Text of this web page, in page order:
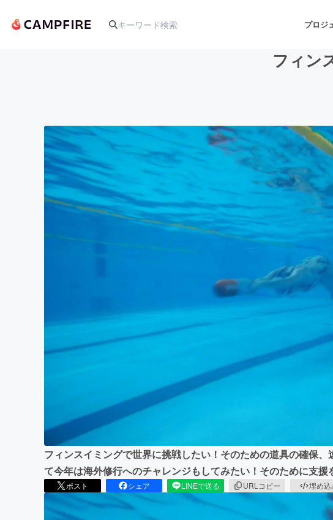
プロジ
アート・写真 音楽
テクノロジー・ガジェット ゲーム・サ
映像・映画 書籍・雑誌
まちづくり・地域活性化
フィン
フィンスイミングで世界に挑戦したい！そのための道具の確保
て今年は海外修行へのチャレンジもしてみたい！そのために支援
ポスト シェア LINEで送る URLコピー 埋め込